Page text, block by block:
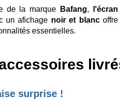
de la marque Bafang,
l'écran
un afichage noir et blancoffre
essentielles.
surprise !